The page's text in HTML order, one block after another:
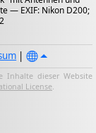
— EXIF: Nikon D200;
|
Inhalte dieser Website
License.